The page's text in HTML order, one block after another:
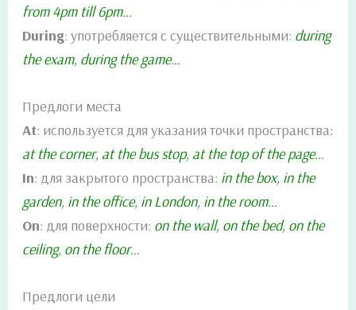
from 4pm till 6pm…
During: употребляется с существительными: during
the exam, during the game…
Предлоги места
At: используется для указания точки пространства:
at the corner, at the bus stop, at the top of the page…
In: для закрытого пространства: in the box, in the
garden, in the office, in London, in the room…
On: для поверхности: on the wall, on the bed, on the
ceiling, on the floor…
Предлоги цели